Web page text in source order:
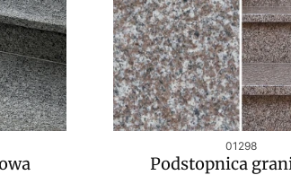
Kod produktu
01298
Podstopnica